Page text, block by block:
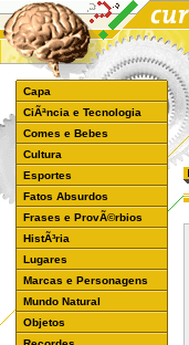
Capa
CiÃªncia e Tecnologia
Comes e Bebes
Cultura
Esportes
Fatos Absurdos
Frases e ProvÃ©rbios
HistÃ³ria
Lugares
Marcas e Personagens
Mundo Natural
Objetos